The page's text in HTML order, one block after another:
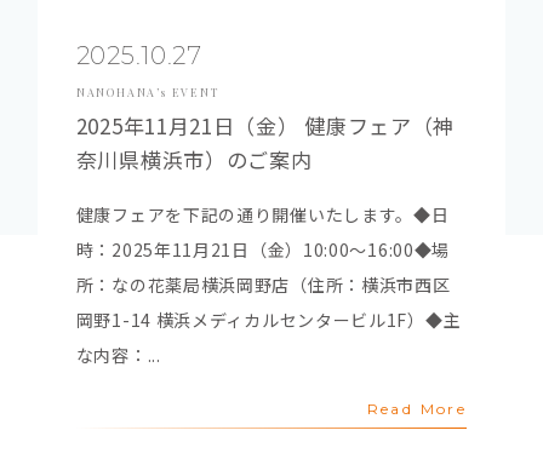
2025.10.27
NANOHANA’s EVENT
2025年11月21日（金） 健康フェア（神
奈川県横浜市）のご案内
健康フェアを下記の通り開催いたします。◆日
時：2025年11月21日（金）10:00～16:00◆場
所：なの花薬局横浜岡野店（住所：横浜市西区
岡野1-14 横浜メディカルセンタービル1F）◆主
な内容：...
Read More